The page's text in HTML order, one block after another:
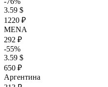
3.59 $
1220 ₽
MENA
292 ₽
-55%
3.59 $
650 ₽
Аргентина